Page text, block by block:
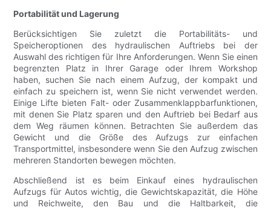
Portabilität und Lagerung
Berücksichtigen Sie zuletzt die Portabilitäts- und
Speicheroptionen des hydraulischen Auftriebs bei der
Auswahl des richtigen für Ihre Anforderungen. Wenn Sie einen
begrenzten Platz in Ihrer Garage oder Ihrem Workshop
haben, suchen Sie nach einem Aufzug, der kompakt und
einfach zu speichern ist, wenn Sie nicht verwendet werden.
Einige Lifte bieten Falt- oder Zusammenklappbarfunktionen,
mit denen Sie Platz sparen und den Auftrieb bei Bedarf aus
dem Weg räumen können. Betrachten Sie außerdem das
Gewicht und die Größe des Aufzugs zur einfachen
Transportmittel, insbesondere wenn Sie den Aufzug zwischen
mehreren Standorten bewegen möchten.
Abschließend ist es beim Einkauf eines hydraulischen
Aufzugs für Autos wichtig, die Gewichtskapazität, die Höhe
und Reichweite, den Bau und die Haltbarkeit, die